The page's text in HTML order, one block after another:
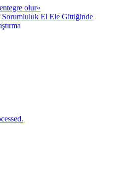
olur«
Sorumluluk El Ele Gittiğinde